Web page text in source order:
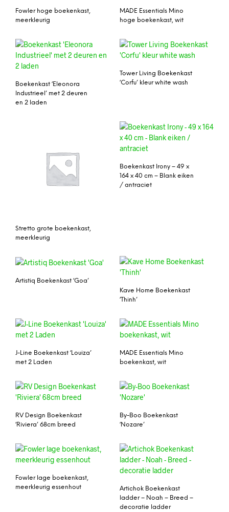
Fowler hoge boekenkast,
meerkleurig
MADE Essentials Mino
hoge boekenkast, wit
Boekenkast ‘Eleonora
Industrieel’ met 2 deuren
en 2 laden
Tower Living Boekenkast
‘Corfu’ kleur white wash
Stretto grote boekenkast,
meerkleurig
Boekenkast Irony – 49 x
164 x 40 cm – Blank eiken
/ antraciet
Artistiq Boekenkast ‘Goa’
Kave Home Boekenkast
‘Thinh’
J-Line Boekenkast ‘Louiza’
met 2 Laden
MADE Essentials Mino
boekenkast, wit
RV Design Boekenkast
‘Riviera’ 68cm breed
By-Boo Boekenkast
‘Nozare’
Fowler lage boekenkast,
meerkleurig essenhout
Artichok Boekenkast
ladder – Noah – Breed –
decoratie ladder